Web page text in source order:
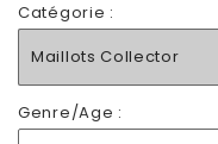
Catégorie :
Maillots Collector
Genre/Age :